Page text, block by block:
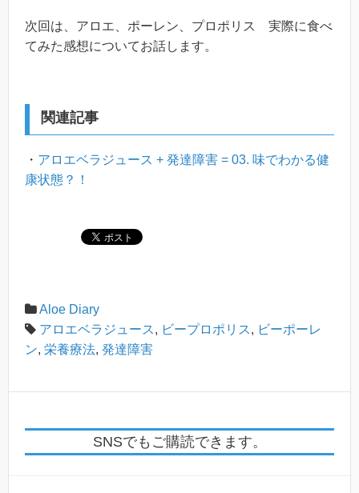
次回は、アロエ、ポーレン、プロポリス 実際に食べ
てみた感想についてお話します。
関連記事
・ アロエベラジュース + 発達障害 = 03. 味でわかる健
康状態？！
Aloe Diary
アロエベラジュース, ビープロポリス, ビーポーレ
ン, 栄養療法, 発達障害
SNSでもご購読できます。